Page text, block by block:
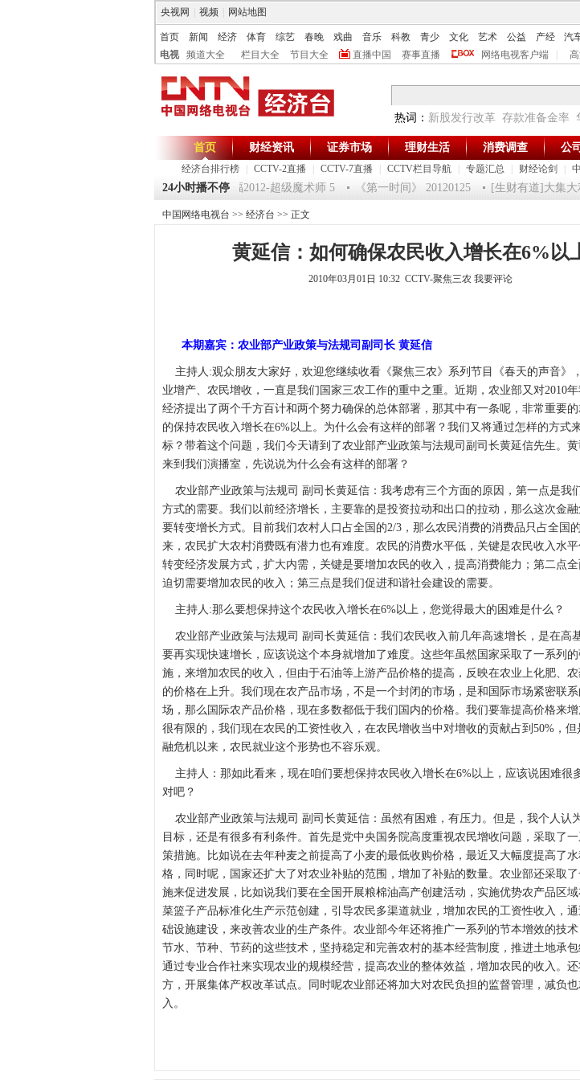
央视网 视频 网站地图
首页 新闻 经济 体育 综艺 春晚 戏曲 音乐 科教 青少 文化 艺术 公益 产经 汽
电视
频道大全 栏目大全 节目大全 直播中国 赛事直播 网络电视客户端
热词： 新股发行改革 存款准备金率
首页
经济台排行榜 CCTV-2直播 CCTV-7直播 CCTV栏目导航 专题汇总 财经论剑
财经资讯 证券市场 理财生活 消费调查 公
24小时播不停
《环球驿站》20120125 祝福2012-超级魔术师 5 《第一时间》 20120125 [生财有道]大集大利
中国网络电视台 >> 经济台 >> 正文
黄延信：如何确保农民收入增长在6%以
2010年03月01日 10:32 CCTV-聚焦三农 我要评论
本期嘉宾：农业部产业政策与法规司副司长 黄延信
主持人:观众朋友大家好，欢迎您继续收看《聚焦三农》系列节目《春天的声音》
业增产、农民增收，一直是我们国家三农工作的重中之重。近期，农业部又对2010
经济提出了两个千方百计和两个努力确保的总体部署，那其中有一条呢，非常重要
的保持农民收入增长在6%以上。为什么会有这样的部署？我们又将通过怎样的方式
标？带着这个问题，我们今天请到了农业部产业政策与法规司副司长黄延信先生。
来到我们演播室，先说说为什么会有这样的部署？
农业部产业政策与法规司 副司长黄延信：我考虑有三个方面的原因，第一点是我
方式的需要。我们以前经济增长，主要靠的是投资拉动和出口的拉动，那么这次金
要转变增长方式。目前我们农村人口占全国的2/3，那么农民消费的消费品只占全国
来，农民扩大农村消费既有潜力也有难度。农民的消费水平低，关键是农民收入水
转变经济发展方式，扩大内需，关键是要增加农民的收入，提高消费能力；第二点
迫切需要增加农民的收入；第三点是我们促进和谐社会建设的需要。
主持人:那么要想保持这个农民收入增长在6%以上，您觉得最大的困难是什么？
农业部产业政策与法规司 副司长黄延信：我们农民收入前几年高速增长，是在高
要再实现快速增长，应该说这个本身就增加了难度。这些年虽然国家采取了一系列
施，来增加农民的收入，但由于石油等上游产品价格的提高，反映在农业上化肥、
的价格在上升。我们现在农产品市场，不是一个封闭的市场，是和国际市场紧密联
场，那么国际农产品价格，现在多数都低于我们国内的价格。我们要靠提高价格来
很有限的，我们现在农民的工资性收入，在农民增收当中对增收的贡献占到50%，但
融危机以来，农民就业这个形势也不容乐观。
主持人：那如此看来，现在咱们要想保持农民收入增长在6%以上，应该说困难很
对吧？
农业部产业政策与法规司 副司长黄延信：虽然有困难，有压力。但是，我个人认
目标，还是有很多有利条件。首先是党中央国务院高度重视农民增收问题，采取了
策措施。比如说在去年种麦之前提高了小麦的最低收购价格，最近又大幅度提高了
格，同时呢，国家还扩大了对农业补贴的范围，增加了补贴的数量。农业部还采取
施来促进发展，比如说我们要在全国开展粮棉油高产创建活动，实施优势农产品区
菜篮子产品标准化生产示范创建，引导农民多渠道就业，增加农民的工资性收入，
础设施建设，来改善农业的生产条件。农业部今年还将推广一系列的节本增效的技术
节水、节种、节药的这些技术，坚持稳定和完善农村的基本经营制度，推进土地承包
通过专业合作社来实现农业的规模经营，提高农业的整体效益，增加农民的收入。
方，开展集体产权改革试点。同时呢农业部还将加大对农民负担的监督管理，减负
入。